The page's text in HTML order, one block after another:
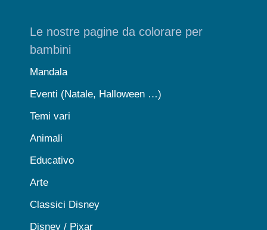
Le nostre pagine da colorare per
bambini
Mandala
Eventi (Natale, Halloween …)
Temi vari
Animali
Educativo
Arte
Classici Disney
Disney / Pixar